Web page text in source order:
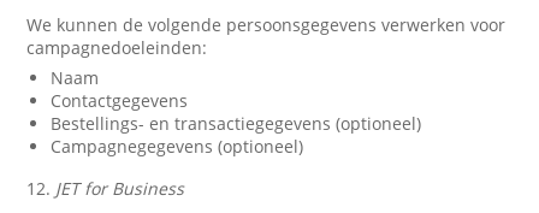
We kunnen de volgende persoonsgegevens verwerken voor
campagnedoeleinden:
Naam
Contactgegevens
Bestellings- en transactiegegevens (optioneel)
Campagnegegevens (optioneel)
12. JET for Business